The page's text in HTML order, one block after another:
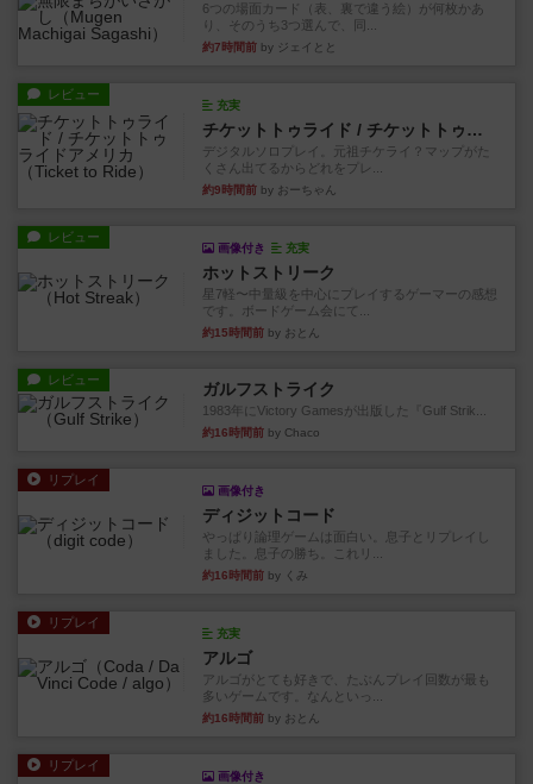
6つの場面カード（表、裏で違う絵）が何枚かあ
り、そのうち3つ選んで、同...
約7時間前 by ジェイとと
レビュー
充実
チケットトゥライド / チケットトゥライドアメリカ
デジタルソロプレイ。元祖チケライ？マップがた
くさん出てるからどれをプレ...
約9時間前 by おーちゃん
レビュー
画像付き 充実
ホットストリーク
星7軽〜中量級を中心にプレイするゲーマーの感想
です。ボードゲーム会にて...
約15時間前 by おとん
レビュー ガルフストライク
1983年にVictory Gamesが出版した『Gulf Strik...
約16時間前 by Chaco
リプレイ
画像付き
ディジットコード
やっぱり論理ゲームは面白い。息子とリプレイし
ました。息子の勝ち。これリ...
約16時間前 by くみ
リプレイ
充実
アルゴ
アルゴがとても好きで、たぶんプレイ回数が最も
多いゲームです。なんといっ...
約16時間前 by おとん
リプレイ
画像付き